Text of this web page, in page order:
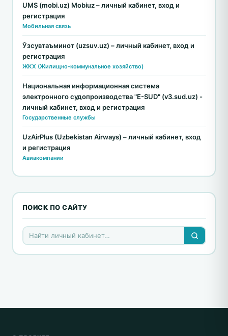
UMS (mobi.uz) Mobiuz – личный кабинет, вход и
регистрация
Мобильная связь
Ўзсувтаъминот (uzsuv.uz) – личный кабинет, вход и
регистрация
ЖКХ (Жилищно-коммунальное хозяйство)
Национальная информационная система
электронного судопроизводства "E-SUD" (v3.sud.uz) -
личный кабинет, вход и регистрация
Государственные службы
UzAirPlus (Uzbekistan Airways) – личный кабинет, вход
и регистрация
Авиакомпании
ПОИСК ПО САЙТУ